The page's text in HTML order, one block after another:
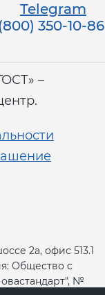
Telegram
350-10-86
–
2а, офис 513.1
Общество с
№